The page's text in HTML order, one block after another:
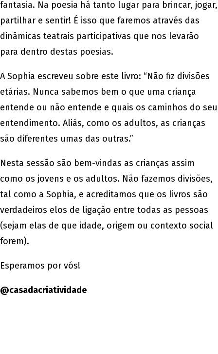
fantasia. Na poesia há tanto lugar para brincar, jogar,
partilhar e sentir! É isso que faremos através das
dinâmicas teatrais participativas que nos levarão
para dentro destas poesias.
A Sophia escreveu sobre este livro: “Não fiz divisões
etárias. Nunca sabemos bem o que uma criança
entende ou não entende e quais os caminhos do seu
entendimento. Aliás, como os adultos, as crianças
são diferentes umas das outras.”
Nesta sessão são bem-vindas as crianças assim
como os jovens e os adultos. Não fazemos divisões,
tal como a Sophia, e acreditamos que os livros são
verdadeiros elos de ligação entre todas as pessoas
(sejam elas de que idade, origem ou contexto social
forem).
Esperamos por vós!
@casadacriatividade